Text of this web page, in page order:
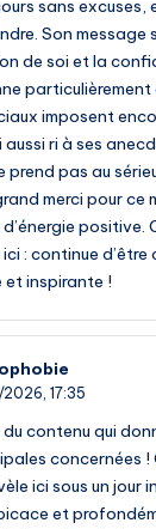
sans excuses,
Son message
de soi et la
particulièrement
imposent
aussi ri à ses
prend pas au
merci pour ce
positive.
: continue
et inspirante !
17:35
du contenu qui
concernées !
ici sous un jour
et